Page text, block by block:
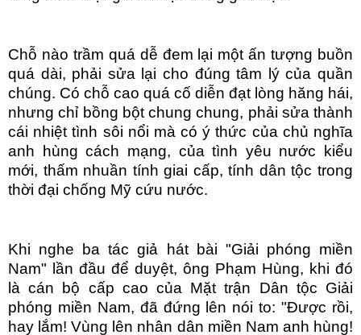
Chỗ nào trầm quá dễ đem lại một ấn tượng buồn
quá dài, phải sửa lại cho đúng tâm lý của quần
chúng. Có chỗ cao quá cố diễn đạt lòng hăng hái,
nhưng chỉ bồng bột chung chung, phải sửa thành
cái nhiệt tình sôi nổi mà có ý thức của chủ nghĩa
anh hùng cách mạng, của tình yêu nước kiểu
mới, thấm nhuần tính giai cấp, tính dân tộc trong
thời đại chống Mỹ cứu nước.
Khi nghe ba tác giả hát bài "Giải phóng miền
Nam" lần đầu để duyệt, ông Phạm Hùng, khi đó
là cán bộ cấp cao của Mặt trận Dân tộc Giải
phóng miền Nam, đã đứng lên nói to: "Được rồi,
hay lắm! Vùng lên nhân dân miền Nam anh hùng!